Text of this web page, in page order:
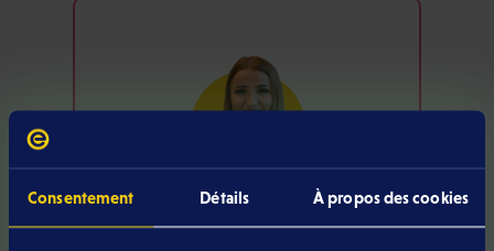
Consentement Détails À propos des cookies
Vous avez une